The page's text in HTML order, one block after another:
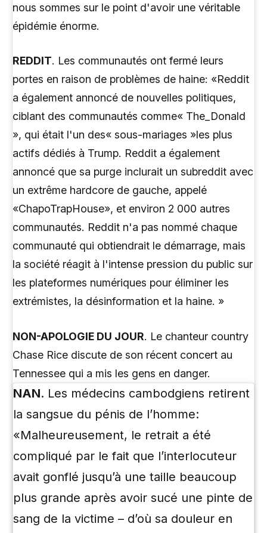
nous sommes sur le point d'avoir une véritable
épidémie énorme.
REDDIT. Les communautés ont fermé leurs
portes en raison de problèmes de haine: «Reddit
a également annoncé de nouvelles politiques,
ciblant des communautés comme« The_Donald
», qui était l'un des« sous-mariages »les plus
actifs dédiés à Trump. Reddit a également
annoncé que sa purge inclurait un subreddit avec
un extrême hardcore de gauche, appelé
«ChapoTrapHouse», et environ 2 000 autres
communautés. Reddit n'a pas nommé chaque
communauté qui obtiendrait le démarrage, mais
la société réagit à l'intense pression du public sur
les plateformes numériques pour éliminer les
extrémistes, la désinformation et la haine. »
NON-APOLOGIE DU JOUR. Le chanteur country
Chase Rice discute de son récent concert au
Tennessee qui a mis les gens en danger.
NAN. Les médecins cambodgiens retirent
la sangsue du pénis de l’homme:
«Malheureusement, le retrait a été
compliqué par le fait que l’interlocuteur
avait gonflé jusqu’à une taille beaucoup
plus grande après avoir sucé une pinte de
sang de la victime – d’où sa douleur en